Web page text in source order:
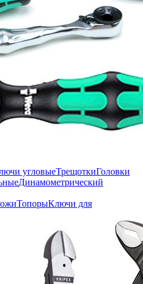
угловыеТрещоткиГоловки
Динамометрический
ТопорыКлючи для